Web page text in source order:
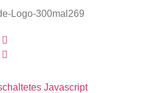
Javascript